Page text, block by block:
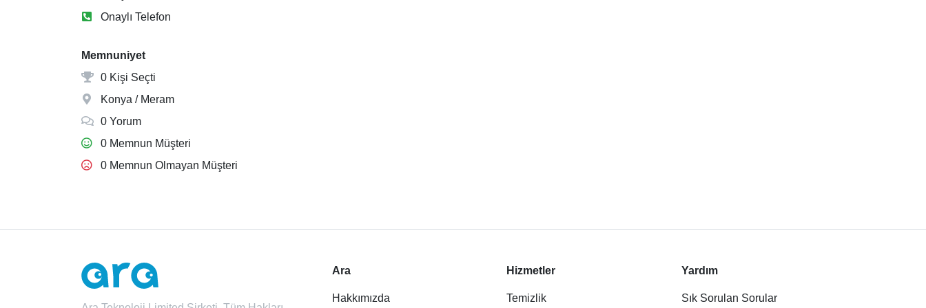
Onaylı Telefon
Memnuniyet
0 Kişi Seçti
Konya / Meram
0 Yorum
0 Memnun Müşteri
0 Memnun Olmayan Müşteri
Ara
Hakkımızda
Hizmetler
Temizlik
Yardım
Sık Sorulan Sorular